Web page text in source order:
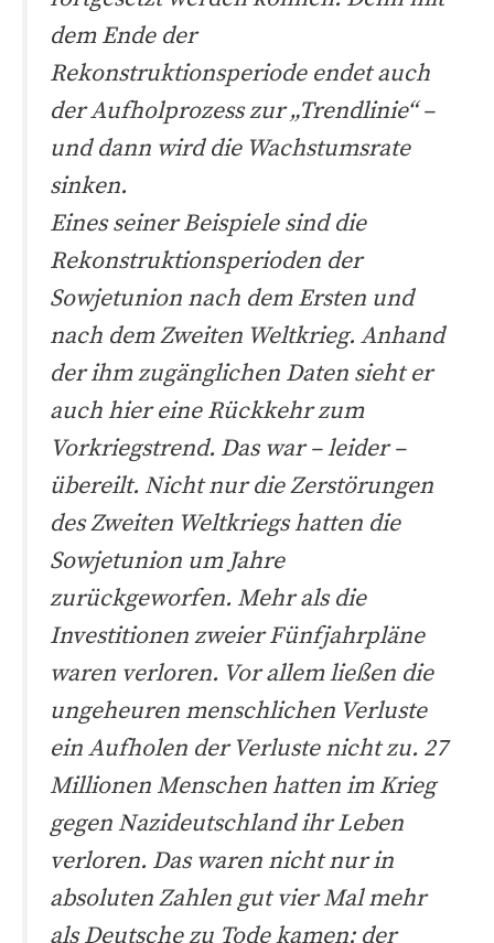
dem Ende der
Rekonstruktionsperiode endet auch
der Aufholprozess zur „Trendlinie“ –
und dann wird die Wachstumsrate
sinken.
Eines seiner Beispiele sind die
Rekonstruktionsperioden der
Sowjetunion nach dem Ersten und
nach dem Zweiten Weltkrieg. Anhand
der ihm zugänglichen Daten sieht er
auch hier eine Rückkehr zum
Vorkriegstrend. Das war – leider –
übereilt. Nicht nur die Zerstörungen
des Zweiten Weltkriegs hatten die
Sowjetunion um Jahre
zurückgeworfen. Mehr als die
Investitionen zweier Fünfjahrpläne
waren verloren. Vor allem ließen die
ungeheuren menschlichen Verluste
ein Aufholen der Verluste nicht zu. 27
Millionen Menschen hatten im Krieg
gegen Nazideutschland ihr Leben
verloren. Das waren nicht nur in
absoluten Zahlen gut vier Mal mehr
als Deutsche zu Tode kamen; der